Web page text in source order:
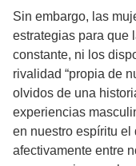
Sin embargo, las
estrategias para que
constante, ni los
rivalidad “propia de
olvidos de una
experiencias
en nuestro espíritu
afectivamente entre